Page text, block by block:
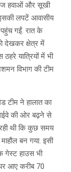
हवाओं और सूखी
लपटें आवासीय
पहुंच गईं. रात के
देखकर क्षेत्र में
यात्रियों में भी
विभाग की टीम
टीम ने हालात का
की ओर बढ़ने से
थी कि कुछ समय
बन गया. इसी
गेस्ट हाउस भी
आए करीब 70